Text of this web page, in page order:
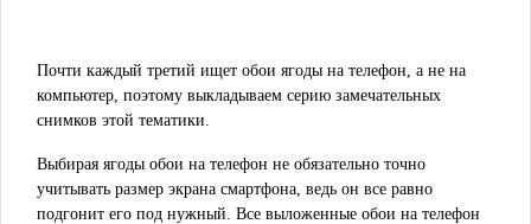
Почти каждый третий ищет обои ягоды на телефон, а не на
компьютер, поэтому выкладываем серию замечательных
снимков этой тематики.
Выбирая ягоды обои на телефон не обязательно точно
учитывать размер экрана смартфона, ведь он все равно
подгонит его под нужный. Все выложенные обои на телефон